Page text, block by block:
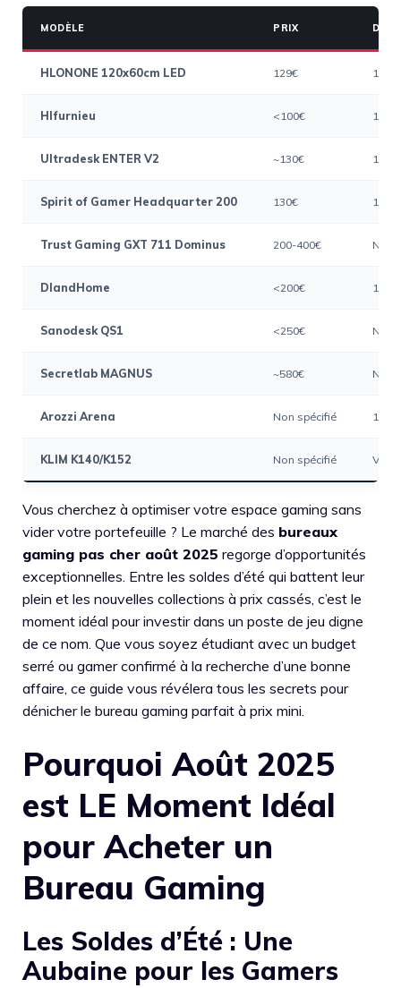
MODÈLE PRIX
HLONONE 120x60cm LED 129€
Hlfurnieu <100€
Ultradesk ENTER V2 ~130€
Spirit of Gamer Headquarter 200 130€
Trust Gaming GXT 711 Dominus 200-400€ Non
DlandHome <200€
Sanodesk QS1 <250€ Non
Secretlab MAGNUS ~580€ Non
Arozzi Arena Non spécifié
KLIM K140/K152 Non spécifié
Vous cherchez à optimiser votre espace gaming sans
vider votre portefeuille ? Le marché des bureaux
gaming pas cher août 2025 regorge d’opportunités
exceptionnelles. Entre les soldes d’été qui battent leur
plein et les nouvelles collections à prix cassés, c’est le
moment idéal pour investir dans un poste de jeu digne
de ce nom. Que vous soyez étudiant avec un budget
serré ou gamer confirmé à la recherche d’une bonne
affaire, ce guide vous révélera tous les secrets pour
dénicher le bureau gaming parfait à prix mini.
Pourquoi Août 2025
est LE Moment Idéal
pour Acheter un
Bureau Gaming
Les Soldes d’Été : Une
Aubaine pour les Gamers